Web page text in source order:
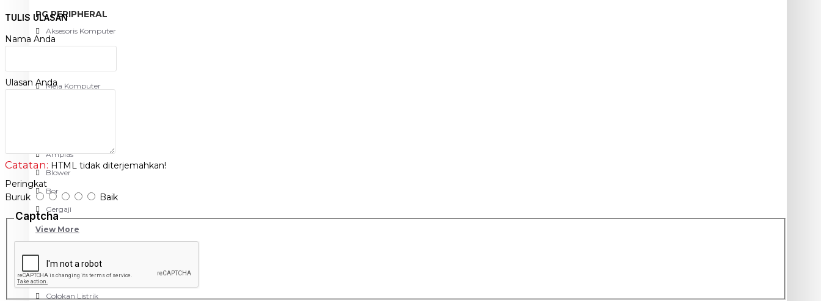
PC PERIPHERAL
Aksesoris Komputer
Aksesoris Notebook
Meja Komputer
Amplas
Blower
Bor
Gergaji
View More
RUMAH TANGGA
Cable Ties
Colokan Listrik
Keunggulan Produk
-Terdapat tali gantung sehingga dapat digantung di berbagai tempat sesuai kebutuhan
-Terdapat lubang akses pada bagian bawah sehingga dapat mengambil plastik dengan mudah
-Desain yang minimalis , hemat tempat dan ergonomis
- Tersedia dalam beragam warna
TULIS ULASAN
Nama Anda
Ulasan Anda
Catatan: HTML tidak diterjemahkan!
Peringkat
Buruk
Baik
Captcha